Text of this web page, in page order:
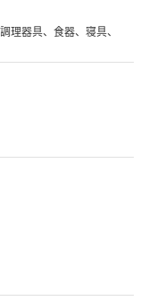
理器具、食器、寝具、